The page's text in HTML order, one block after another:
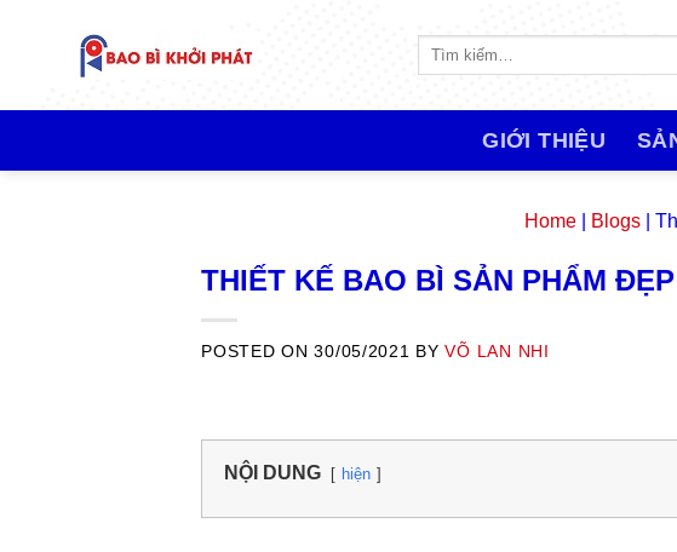
Tìm
GIỚI THIỆU
Home| Blogs|
THIẾT KẾ BAO BÌ SẢN PHẨM
POSTED ON30/05/2021 BYVÕ LAN NHI
NỘI DUNG hiện